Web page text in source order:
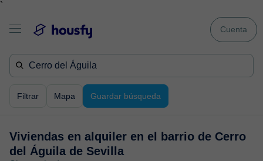
`
Cuenta
Filtrar Mapa Guardar búsqueda
Viviendas en alquiler en el barrio de Cerro
del Águila de Sevilla